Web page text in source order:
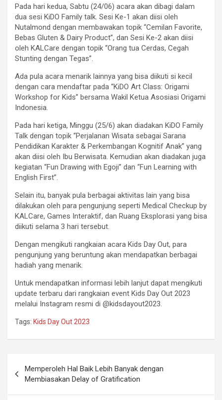
Pada hari kedua, Sabtu (24/06) acara akan dibagi dalam
dua sesi KiDO Family talk. Sesi Ke-1 akan diisi oleh
Nutalmond dengan membawakan topik “Cemilan Favorite,
Bebas Gluten & Dairy Product”, dan Sesi Ke-2 akan diisi
oleh KALCare dengan topik “Orang tua Cerdas, Cegah
Stunting dengan Tegas”.
Ada pula acara menarik lainnya yang bisa diikuti si kecil
dengan cara mendaftar pada “KiDO Art Class: Origami
Workshop for Kids” bersama Wakil Ketua Asosiasi Origami
Indonesia.
Pada hari ketiga, Minggu (25/6) akan diadakan KiDO Family
Talk dengan topik “Perjalanan Wisata sebagai Sarana
Pendidikan Karakter & Perkembangan Kognitif Anak” yang
akan diisi oleh Ibu Berwisata. Kemudian akan diadakan juga
kegiatan “Fun Drawing with Egoji” dan “Fun Learning with
English First”.
Selain itu, banyak pula berbagai aktivitas lain yang bisa
dilakukan oleh para pengunjung seperti Medical Checkup by
KALCare, Games Interaktif, dan Ruang Eksplorasi yang bisa
diikuti selama 3 hari tersebut.
Dengan mengikuti rangkaian acara Kids Day Out, para
pengunjung yang beruntung akan mendapatkan berbagai
hadiah yang menarik.
Untuk mendapatkan informasi lebih lanjut dapat mengikuti
update terbaru dari rangkaian event Kids Day Out 2023
melalui Instagram resmi di @kidsdayout2023.
Tags: Kids Day Out 2023
Memperoleh Hal Baik Lebih Banyak dengan
Membiasakan Delay of Gratification